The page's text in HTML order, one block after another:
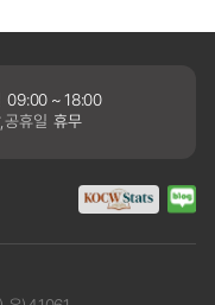
09:00 ~ 18:00
공휴일 휴무